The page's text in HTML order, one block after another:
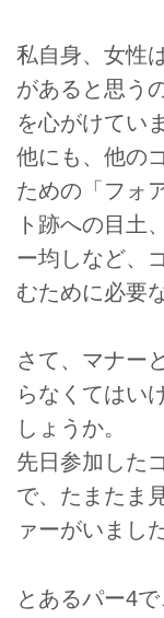
私自身、女性
があると思う
を心がけてい
他にも、他の
ための「フォ
ト跡への目土
ー均しなど、
むために必要
さて、マナー
らなくてはい
しょうか。
先日参加した
で、たまたま
ァーがいました
とあるパー4